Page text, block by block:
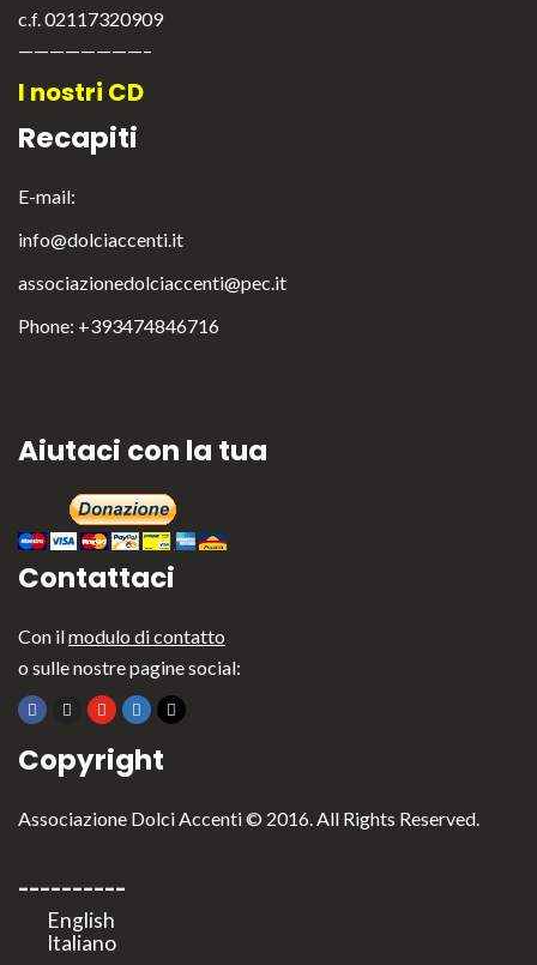
c.f. 02117320909
————————–
I nostri CD
Recapiti
E-mail:
info@dolciaccenti.it
associazionedolciaccenti@pec.it
Phone: +393474846716
Aiutaci con la tua
Contattaci
Con ilmodulo di contatto
o sulle nostre pagine social:
Copyright
Associazione Dolci Accenti © 2016. All Rights Reserved.
----------
English